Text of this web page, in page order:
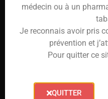
Informations légales
médecin ou à un
Je reconnais avoir pris
prévention et
Pour quitter ce
QUITTER